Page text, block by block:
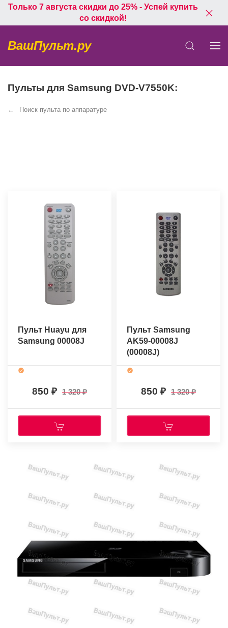
Только 7 августа скидки до 25% - Успей купить
со скидкой!
ВашПульт.ру
Пульты для Samsung DVD-V7550K:
Поиск пульта по аппаратуре
Пульт Huayu для
Samsung 00008J
850 1 320
Пульт Samsung
AK59-00008J
(00008J)
(оригинальный)
850 1 320